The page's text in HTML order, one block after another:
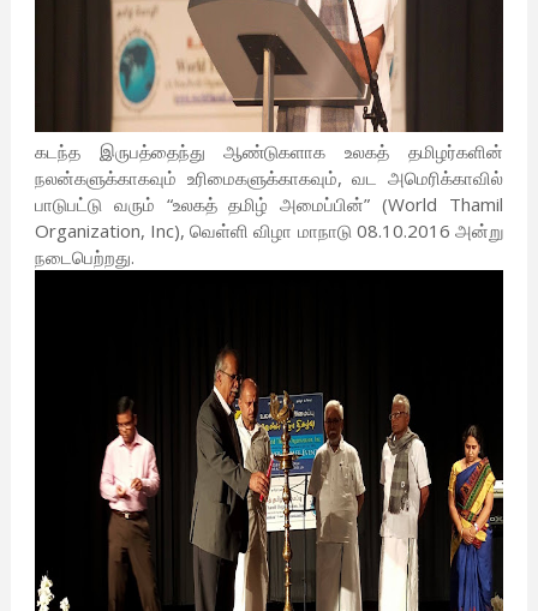
கடந்த இருபத்தைந்து ஆண்டுகளாக உலகத் தமிழர்களின்
நலன்களுக்காகவும் உரிமைகளுக்காகவும், வட அமெரிக்காவில்
பாடுபட்டு வரும் “உலகத் தமிழ் அமைப்பின்” (World Thamil
Organization, Inc), வெள்ளி விழா மாநாடு 08.10.2016 அன்று
நடைபெற்றது.